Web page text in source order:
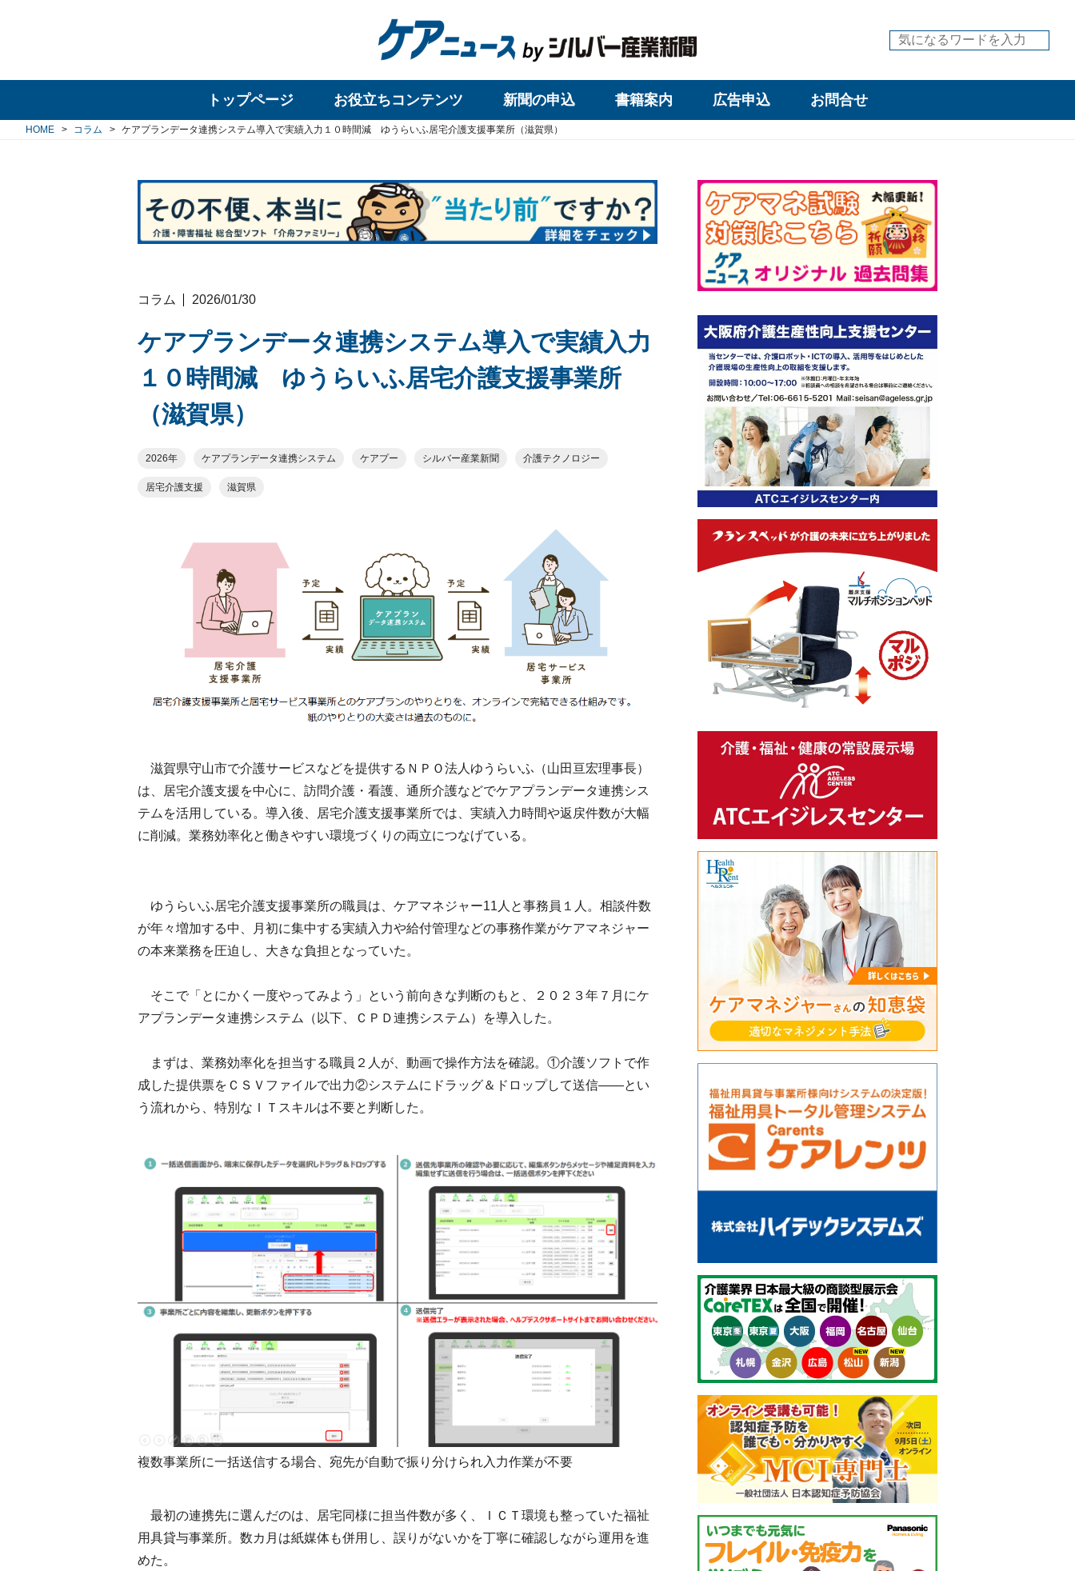
トップページ お役立ちコンテンツ 新聞の申込 書籍案内 広告申込 お問合せ
HOME コラム ケアプランデータ連携システム導入で実績入力１０時間減 ゆうらいふ居宅介護支援事業所（滋賀県）
コラム 2026/01/30
ケアプランデータ連携システム導入で実績入力
１０時間減 ゆうらいふ居宅介護支援事業所
（滋賀県）
2026年 ケアプランデータ連携システム ケアプー シルバー産業新聞 介護テクノロジー
居宅介護支援 滋賀県
滋賀県守山市で介護サービスなどを提供するＮＰＯ法人ゆうらいふ（山田亘宏理事長）
は、居宅介護支援を中心に、訪問介護・看護、通所介護などでケアプランデータ連携シス
テムを活用している。導入後、居宅介護支援事業所では、実績入力時間や返戻件数が大幅
に削減。業務効率化と働きやすい環境づくりの両立につなげている。
ゆうらいふ居宅介護支援事業所の職員は、ケアマネジャー11人と事務員１人。相談件数
が年々増加する中、月初に集中する実績入力や給付管理などの事務作業がケアマネジャー
の本来業務を圧迫し、大きな負担となっていた。
そこで「とにかく一度やってみよう」という前向きな判断のもと、２０２３年７月にケ
アプランデータ連携システム（以下、ＣＰＤ連携システム）を導入した。
まずは、業務効率化を担当する職員２人が、動画で操作方法を確認。①介護ソフトで作
成した提供票をＣＳＶファイルで出力②システムにドラッグ＆ドロップして送信――とい
う流れから、特別なＩＴスキルは不要と判断した。
複数事業所に一括送信する場合、宛先が自動で振り分けられ入力作業が不要
最初の連携先に選んだのは、居宅同様に担当件数が多く、ＩＣＴ環境も整っていた福祉
用具貸与事業所。数カ月は紙媒体も併用し、誤りがないかを丁寧に確認しながら運用を進
めた。